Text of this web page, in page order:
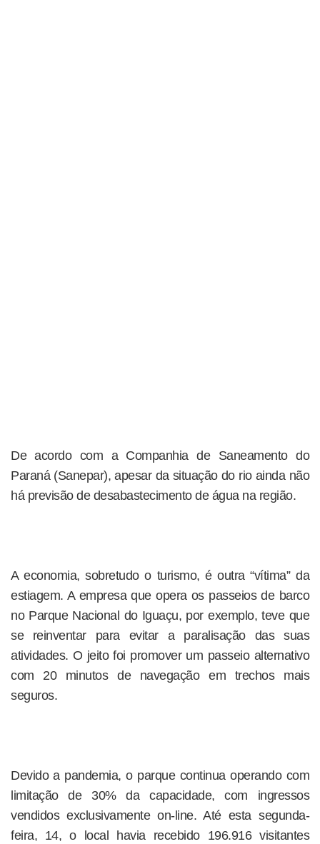
De acordo com a Companhia de Saneamento do
Paraná (Sanepar), apesar da situação do rio ainda não
há previsão de desabastecimento de água na região.
A economia, sobretudo o turismo, é outra “vítima” da
estiagem. A empresa que opera os passeios de barco
no Parque Nacional do Iguaçu, por exemplo, teve que
se reinventar para evitar a paralisação das suas
atividades. O jeito foi promover um passeio alternativo
com 20 minutos de navegação em trechos mais
seguros.
Devido a pandemia, o parque continua operando com
limitação de 30% da capacidade, com ingressos
vendidos exclusivamente on-line. Até esta segunda-
feira, 14, o local havia recebido 196.916 visitantes